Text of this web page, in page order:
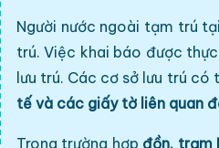
Người nước ngoài tạm trú
trú. Việc khai báo được
lưu trú. Các cơ sở lưu trú có
tế và các giấy tờ liên quan
Trong trường hợp đồn, trạm